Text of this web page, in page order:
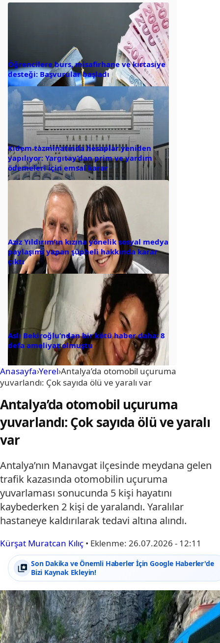
Öğrencilere burs, misafirhane ve kırtasiye
desteği: Başvurular başladı
Kıdem tazminatında hesaplar yeniden
yapılıyor: Yargıtay’dan prim ve yardım
ödemeleri için emsal karar
Aziz Yıldırım’ın kızına yönelik sosyal medya
paylaşımı yapan şüpheli hakkında karar
çıktı
Aslı Bekiroğlu’ndan bir kötü haber daha: 8
defa ameliyat olmuştu
Anasayfa›Yerel›Antalya’da otomobil uçuruma
yuvarlandı: Çok sayıda ölü ve yaralı var
Antalya’da otomobil uçuruma
yuvarlandı: Çok sayıda ölü ve yaralı
var
Antalya’nın Manavgat ilçesinde meydana gelen
trafik kazasında otomobilin uçuruma
yuvarlaması sonucunda 5 kişi hayatını
kaybederken 2 kişi de yaralandı. Yaralılar
hastaneye kaldırılarak tedavi altına alındı.
Kürşat Muratcan Kılıç • Eklenme: 26.07.2026 - 12:11
Son Dakika ve Önemli Haberler İçin Google Haberler'de
Bizi Kaynak Ekleyin!